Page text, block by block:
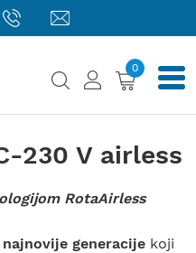
0
230 V airless
RotaAirless
generacije koji